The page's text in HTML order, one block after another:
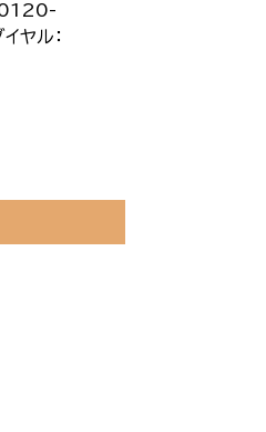
0120-
ヤル：